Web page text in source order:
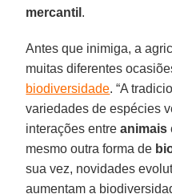
mercantil .
Antes que inimiga, a
muitas diferentes
biodiversidade. “A
variedades de espécies
interações entreanimais
mesmo outra forma de
sua vez, novidades
aumentam a